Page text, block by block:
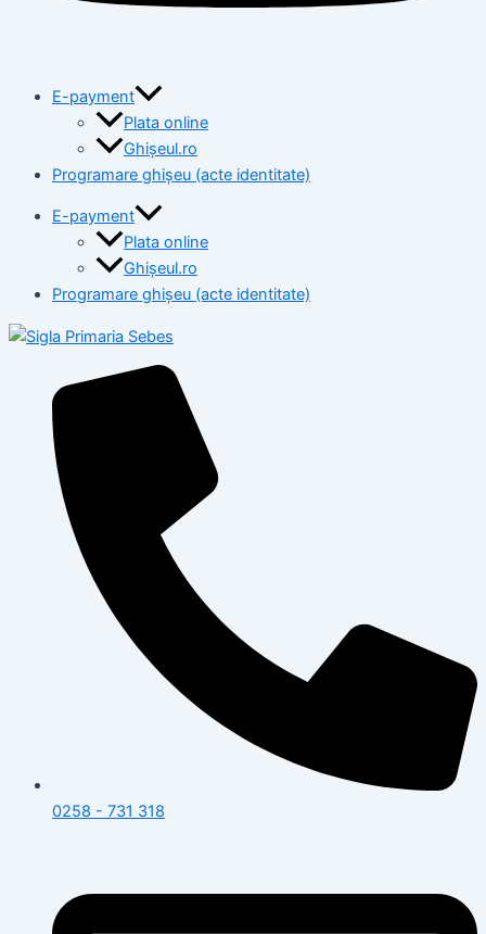
E-payment
Plata online
Ghișeul.ro
Programare ghișeu (acte identitate)
E-payment
Plata online
Ghișeul.ro
Programare ghișeu (acte identitate)
0258 - 731 318